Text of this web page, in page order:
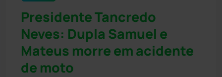
Presidente Tancredo
Neves: Dupla Samuel e
Mateus morre em acidente
de moto